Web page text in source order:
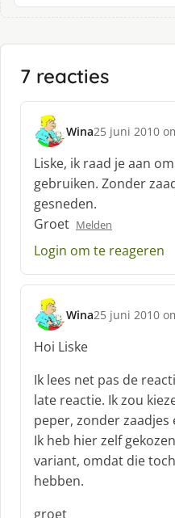
7 reacties
Wina
s
c
h
r
e
e
:
25 juni 2010
Liske, ik raad je aan
gebruiken. Zonder
gesneden.
Groet Melden
Login om te reageren
Wina
s
c
h
r
e
f
25 juni 2010
Hoi Liske
Ik lees net pas de
late reactie. Ik zou
peper, zonder
Ik heb hier zelf
variant, omdat die
hebben.
groet